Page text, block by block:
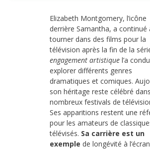
Elizabeth Montgomery, l’icône
derrière Samantha, a continué
tourner dans des films pour la
télévision après la fin de la
engagement artistique l’a
explorer différents genres
dramatiques et comiques.
son héritage reste célébré
nombreux festivals de
Ses apparitions restent une
pour les amateurs de
télévisés. Sa carrière est un
exemple de longévité à